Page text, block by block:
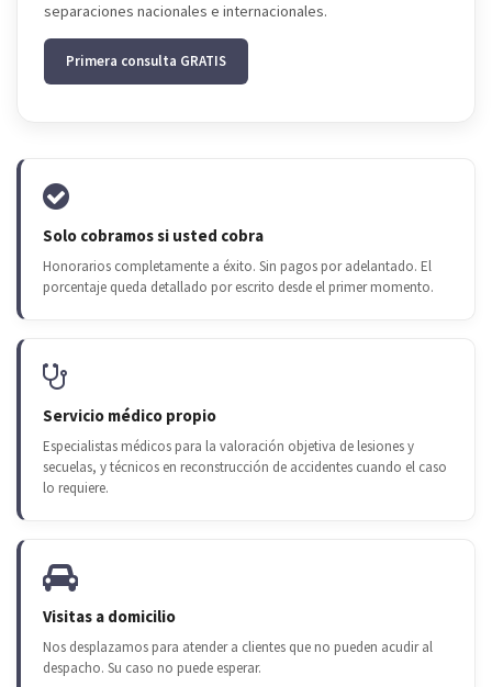
separaciones nacionales e internacionales.
Primera consulta GRATIS
Solo cobramos si usted cobra
Honorarios completamente a éxito. Sin pagos por adelantado. El
porcentaje queda detallado por escrito desde el primer momento.
Servicio médico propio
Especialistas médicos para la valoración objetiva de lesiones y
secuelas, y técnicos en reconstrucción de accidentes cuando el caso
lo requiere.
Visitas a domicilio
Nos desplazamos para atender a clientes que no pueden acudir al
despacho. Su caso no puede esperar.